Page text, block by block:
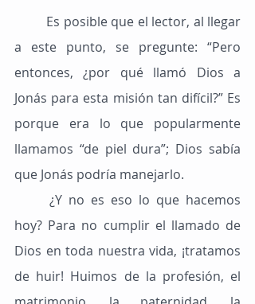
a este punto, se pregunte: “Pero
entonces, ¿por qué llamó Dios a
Jonás para esta misión tan difícil?” Es
porque era lo que popularmente
llamamos “de piel dura”; Dios sabía
que Jonás podría manejarlo.
hoy? Para no cumplir el llamado de
Dios en toda nuestra vida, ¡tratamos
de huir! Huimos de la profesión, el